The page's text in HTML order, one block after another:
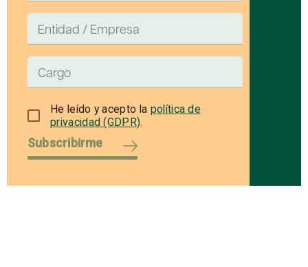
He leído y acepto la política de
privacidad (GDPR).
Subscribirme